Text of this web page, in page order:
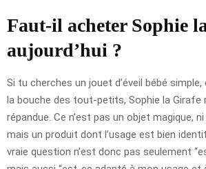
Faut-il acheter Sophie
aujourd’hui ?
Si tu cherches un jouet d’éveil bébé
la bouche des tout-petits, Sophie la
répandue. Ce n’est pas un objet magique,
mais un produit dont l’usage est bien
vraie question n’est donc pas seulement